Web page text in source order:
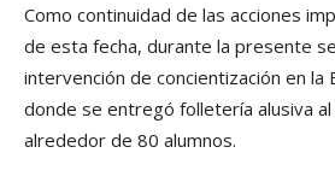
Como continuidad de las acciones
de esta fecha, durante la presente
intervención de concientización en la
donde se entregó folletería alusiva
alrededor de 80 alumnos.